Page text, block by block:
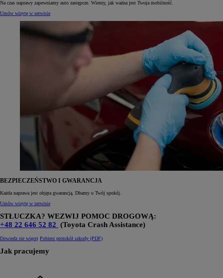
Na czas naprawy zapewniamy auto zastępcze. Wiemy, jak ważna jest Twoja mobilność.
Umów wizytę w serwisie
BEZPIECZEŃSTWO I GWARANCJA
Każda naprawa jest objęta gwarancją. Dbamy o Twój spokój.
Umów wizytę w serwisie
STŁUCZKA? WEZWIJ POMOC DROGOWĄ:
+48 22 646 52 82 (Toyota Crash Assistance)
Dowiedz sie więcej Pobierz protokół szkody (PDF)
Jak pracujemy